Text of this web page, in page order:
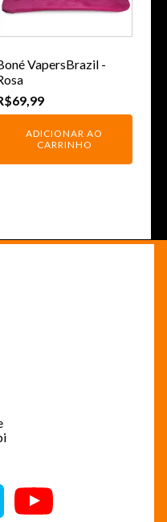
VapersBrazil -
69,99
ADICIONAR AO
CARRINHO